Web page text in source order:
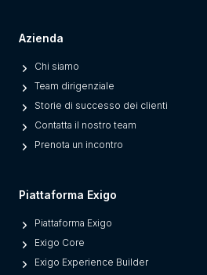
Azienda
Chi siamo
Team dirigenziale
Storie di successo dei clienti
Contatta il nostro team
Prenota un incontro
Piattaforma Exigo
Piattaforma Exigo
Exigo Core
Exigo Experience Builder